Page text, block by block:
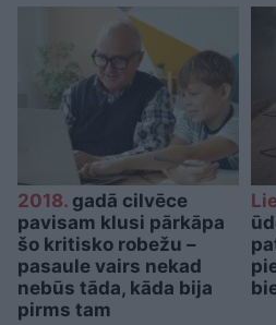
2018. gadā cilvēce
pavisam klusi pārkāpa
šo kritisko robežu –
pasaule vairs nekad
nebūs tāda, kāda bija
pirms tam